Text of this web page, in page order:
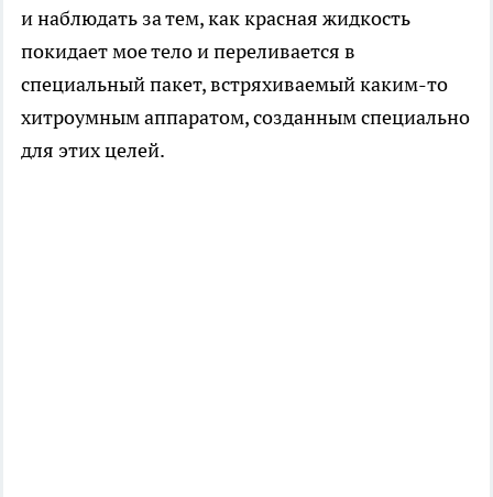
и наблюдать за тем, как красная жидкость
покидает мое тело и переливается в
специальный пакет, встряхиваемый каким-то
хитроумным аппаратом, созданным специально
для этих целей.